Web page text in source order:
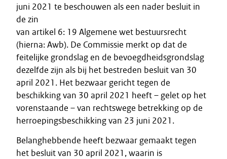
juni 2021 te beschouwen als een nader besluit in
de zin
van artikel 6: 19 Algemene wet bestuursrecht
(hierna: Awb). De Commissie merkt op dat de
feitelijke grondslag en de bevoegdheidsgrondslag
dezelfde zijn als bij het bestreden besluit van 30
april 2021. Het bezwaar gericht tegen de
beschikking van 30 april 2021 heeft – gelet op het
vorenstaande – van rechtswege betrekking op de
herroepingsbeschikking van 23 juni 2021.
Belanghebbende heeft bezwaar gemaakt tegen
het besluit van 30 april 2021, waarin is